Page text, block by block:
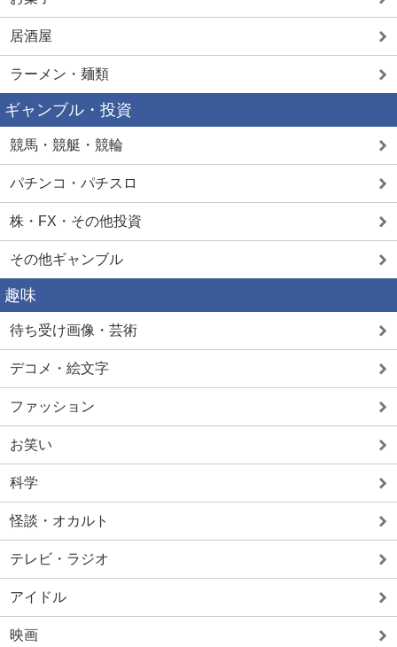
居酒屋
ラーメン・麺類
ギャンブル・投資
競馬・競艇・競輪
パチンコ・パチスロ
株・FX・その他投資
その他ギャンブル
趣味
待ち受け画像・芸術
デコメ・絵文字
ファッション
お笑い
科学
怪談・オカルト
テレビ・ラジオ
アイドル
映画